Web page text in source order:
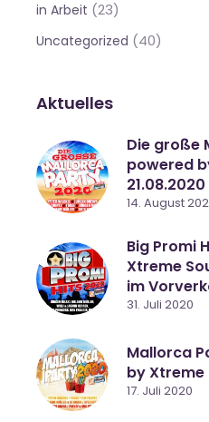
in Arbeit (23)
Uncategorized (40)
Aktuelles
Die große
powered
21.08.2020
14. August
Big Promi
Xtreme
im
31. Juli 2020
Mallorca
by Xtreme
17. Juli 2020